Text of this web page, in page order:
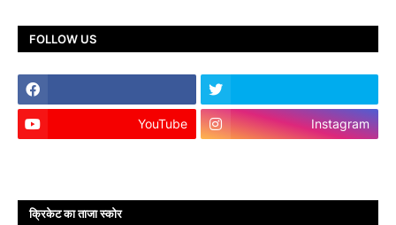
FOLLOW US
YouTube Instagram
क्रिकेट का ताजा स्कोर